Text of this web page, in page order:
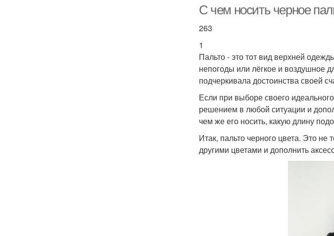
С чем носить черное
263
1
Пальто - это тот вид верхней
непогоды или лёгкое и воздушное
подчеркивала достоинства своей
Если при выборе своего
решением в любой ситуации и
чем же его носить, какую длину
Итак, пальто черного цвета. Это не
другими цветами и дополнить